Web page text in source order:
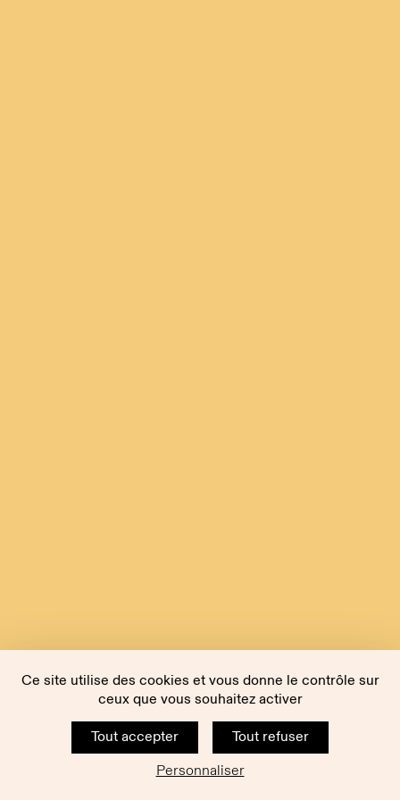
Ce site utilise des cookies et vous donne le contrôle sur
ceux que vous souhaitez activer
Tout accepter
Tout refuser
Personnaliser